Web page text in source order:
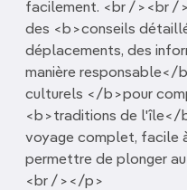
facilement. <br /><br /
des <b>conseils
déplacements, des
manière responsable</
culturels </b>pour
<b>traditions de l'île</
voyage complet, facile
permettre de plonger
<br /></p>